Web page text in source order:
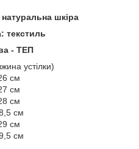
шкіра
текстиль
- ТЕП
устілки)
см
см
см
см
см
см